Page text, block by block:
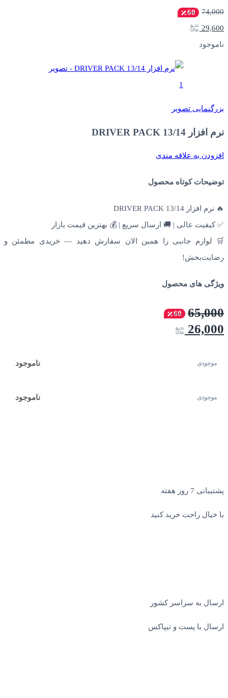
74,000
60
29,600
ناموجود
بزرگنمایی تصویر
نرم افزار DRIVER PACK 13/14
افزودن به علاقه مندی
توضیحات کوتاه محصول
🔥 نرم افزار DRIVER PACK 13/14
✅ کیفیت عالی | 🚚 ارسال سریع | 💰 بهترین قیمت بازار
🛒 لوازم جانبی را همین الان سفارش دهید — خریدی مطمئن و
رضایت‌بخش!
ویژگی های محصول
65,000
60
26,000
ناموجود
ناموجود
پشتیبانی 7 روز هفته
با خیال راحت خرید کنید
ارسال به سراسر کشور
ارسال با پست و تیپاکس